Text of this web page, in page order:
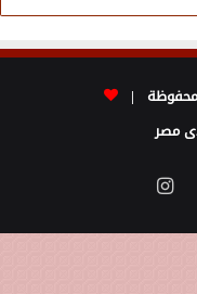
مصر
انستقرام